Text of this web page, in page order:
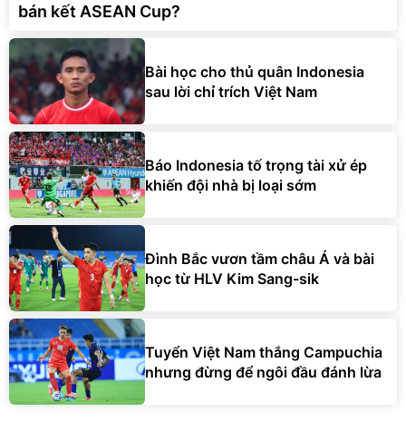
bán kết ASEAN Cup?
Bài học cho thủ quân Indonesia
sau lời chỉ trích Việt Nam
Báo Indonesia tố trọng tài xử ép
khiến đội nhà bị loại sớm
Đình Bắc vươn tầm châu Á và bài
học từ HLV Kim Sang-sik
Tuyển Việt Nam thắng Campuchia
nhưng đừng để ngôi đầu đánh lừa